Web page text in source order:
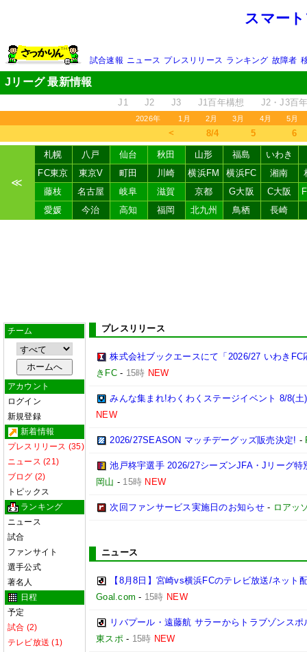
スマー
試合速報 ニュース プレスリリース ランキング 故障者
Jリーグ 最新情報
J1 J2 J3 J1百年構想 J2・J3百
2026年 1月 2月 3月 4月 5月
＜ 8/4 5 6
≪
札幌 八戸 仙台 秋田 山形 福島
いわき
FC東京
東京V 町田 川崎 横浜FM 横浜FC 湘南
藤枝
名古屋 岐阜 滋賀 京都 G大阪 C大阪
愛媛
今治 高知 福岡 北九州 鳥栖 長崎
チーム
アカウント
ログイン
新規登録
新着情報
プレスリリース (35)
ニュース (21)
ブログ (2)
トピックス
ランキング
ニュース
試合
ファンサイト
選手公式
著名人
日程
予定
試合 (2)
テレビ放送 (1)
プレスリリース
株式会社ブックエースにて「2026/27 いわき
きFC- 15時 NEW
みんな集まれ!わくわくステージイベント 8/8(
NEW
2026/27SEASON マッチデーグッズ販売決定! -
池戸柊宇選手 2026/27シーズンJFA・Jリーグ
岡山 - 15時 NEW
次回ファンサービス実施日のお知らせ- ロアッ
ニュース
【8月8日】宮崎vs横浜FCのテレビ放送/ネット
Goal.com - 15時 NEW
リバプール・遠藤航 サラーからトラブゾンス
東スポ- 15時 NEW